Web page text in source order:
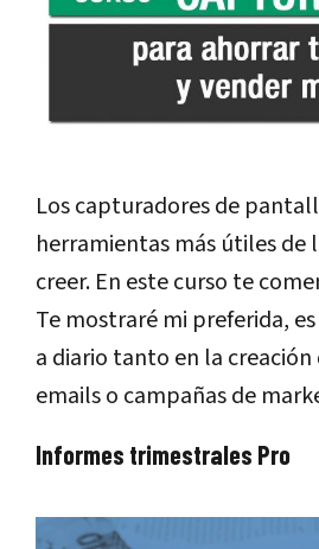
Los capturadores de
herramientas más útiles de
creer. En este curso te
Te mostraré mi preferida,
a diario tanto en la
emails o campañas de
Informes trimestrales Pro